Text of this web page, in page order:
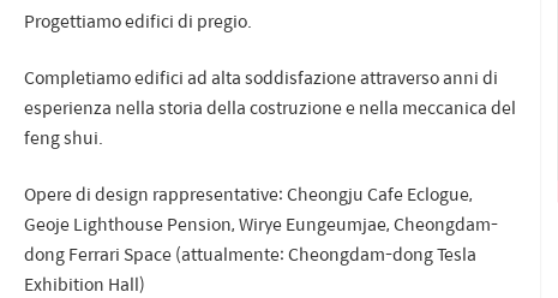
Progettiamo edifici di pregio.
Completiamo edifici ad alta soddisfazione attraverso anni di
esperienza nella storia della costruzione e nella meccanica del
feng shui.
Opere di design rappresentative: Cheongju Cafe Eclogue,
Geoje Lighthouse Pension, Wirye Eungeumjae, Cheongdam-
dong Ferrari Space (attualmente: Cheongdam-dong Tesla
Exhibition Hall)